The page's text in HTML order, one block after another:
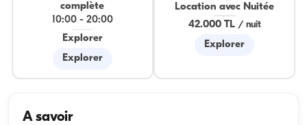
complète
10:00- 20:00
Explorer
Explorer
Location avec Nuitée
42.000 TL/ nuit
Explorer
A savoir